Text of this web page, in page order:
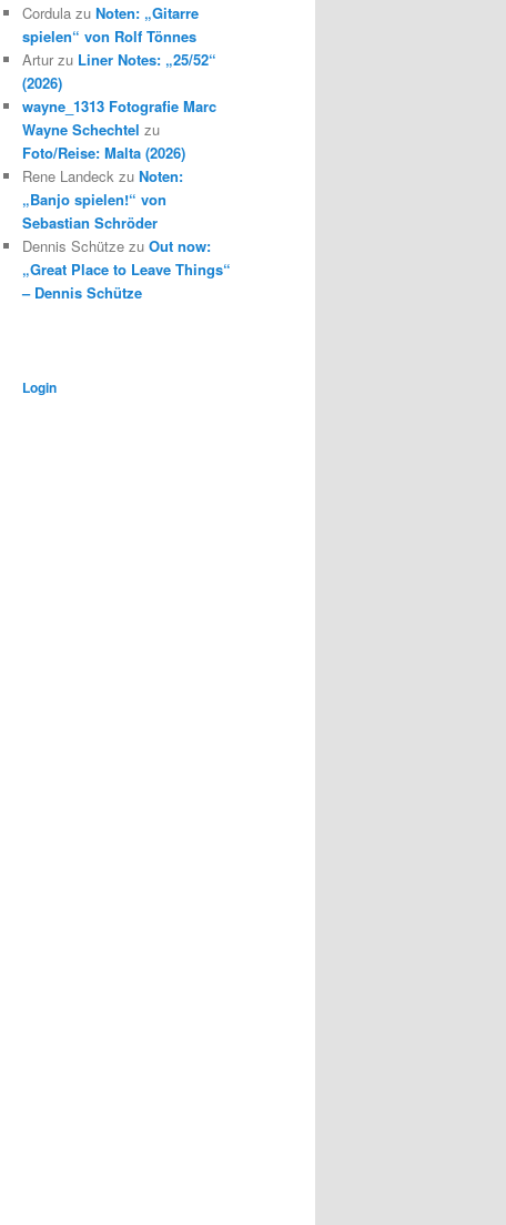
Cordula zu Noten: „Gitarre
spielen“ von Rolf Tönnes
Artur zu Liner Notes: „25/52“
(2026)
wayne_1313 Fotografie Marc
Wayne Schechtel zu
Foto/Reise: Malta (2026)
Rene Landeck zu Noten:
„Banjo spielen!“ von
Sebastian Schröder
Dennis Schütze zu Out now:
„Great Place to Leave Things“
– Dennis Schütze
Login